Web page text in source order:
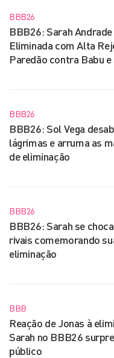
BBB26
BBB26: Sarah Andrade
Eliminada com Alta
Paredão contra Babu e
BBB26
BBB26: Sol Vega
lágrimas e arruma as
de eliminação
BBB26
BBB26: Sarah se
rivais comemorando
eliminação
BBB
Reação de Jonas à
Sarah no BBB26
público